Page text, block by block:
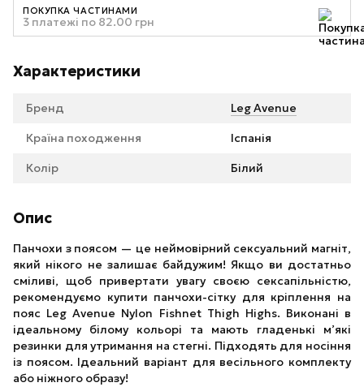
ПОКУПКА ЧАСТИНАМИ
3 платежі по 82.00 грн
Характеристики
Бренд Leg Avenue
Країна походження Іспанія
Колір Білий
Опис
Панчохи з поясом — це неймовірний сексуальний магніт,
який нікого не залишає байдужим! Якщо ви достатньо
сміливі, щоб привертати увагу своєю сексапільністю,
рекомендуємо купити панчохи-сітку для кріплення на
пояс Leg Avenue Nylon Fishnet Thigh Highs. Виконані в
ідеальному білому кольорі та мають гладенькі м’які
резинки для утримання на стегні. Підходять для носіння
із поясом. Ідеальний варіант для весільного комплекту
або ніжного образу!